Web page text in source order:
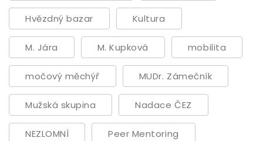
Hvězdný bazar Kultura
M. Jára M. Kupková mobilita
močový měchýř MUDr. Zámečník
Mužská skupina Nadace ČEZ
NEZLOMNÍ Peer Mentoring